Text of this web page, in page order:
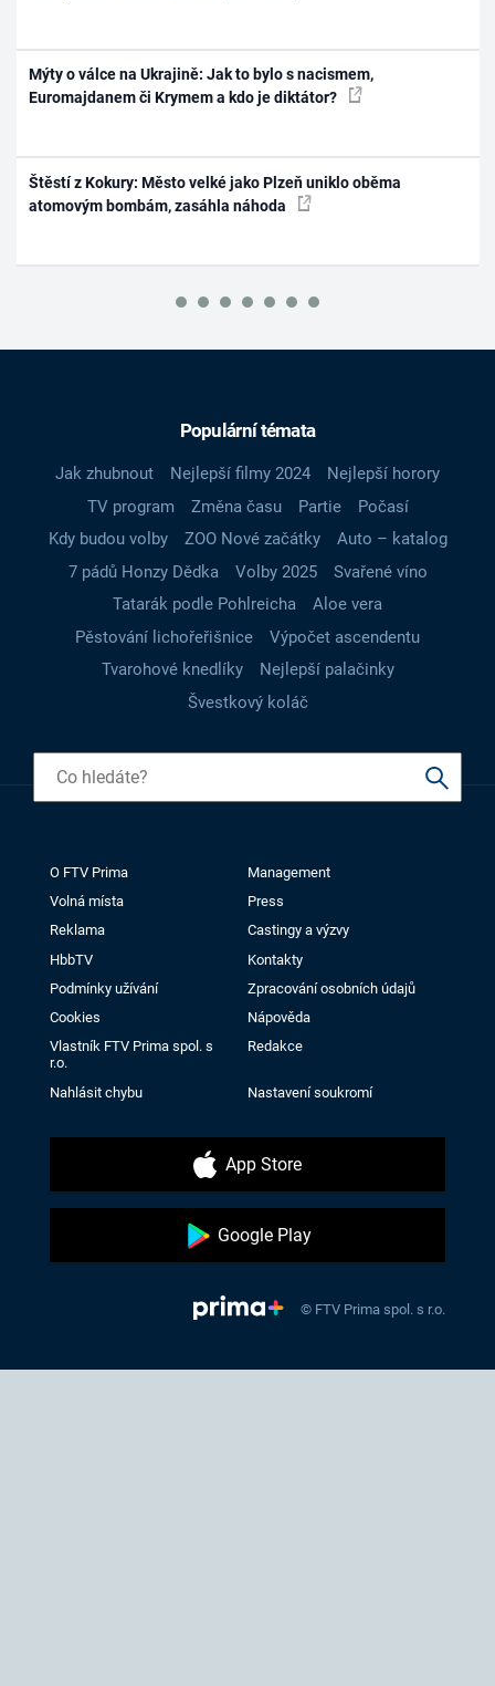
Mýty o válce na Ukrajině: Jak to bylo s nacismem,
Euromajdanem či Krymem a kdo je diktátor?
Štěstí z Kokury: Město velké jako Plzeň uniklo oběma
atomovým bombám, zasáhla náhoda
Populární témata
Jak zhubnout Nejlepší filmy 2024
Nejlepší horory
TV program
Změna času Partie
Počasí
Kdy budou volby
ZOO Nové začátky
Auto – katalog
7 pádů Honzy Dědka
Volby 2025
Svařené víno
Tatarák podle Pohlreicha
Aloe vera
Pěstování lichořeřišnice
Výpočet ascendentu
Tvarohové knedlíky
Nejlepší palačinky
Švestkový koláč
O FTV Prima
Management
Volná místa
Press
Reklama
Castingy a výzvy
HbbTV
Kontakty
Podmínky užívání
Zpracování osobních údajů
Cookies
Nápověda
Vlastník FTV Prima spol. s
r.o.
Redakce
Nahlásit chybu Nastavení soukromí
App Store
Google Play
© FTV Prima spol. s r.o.